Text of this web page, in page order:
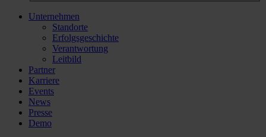
Unternehmen
Standorte
Erfolgsgeschichte
Verantwortung
Leitbild
Partner
Karriere
Events
News
Presse
Demo